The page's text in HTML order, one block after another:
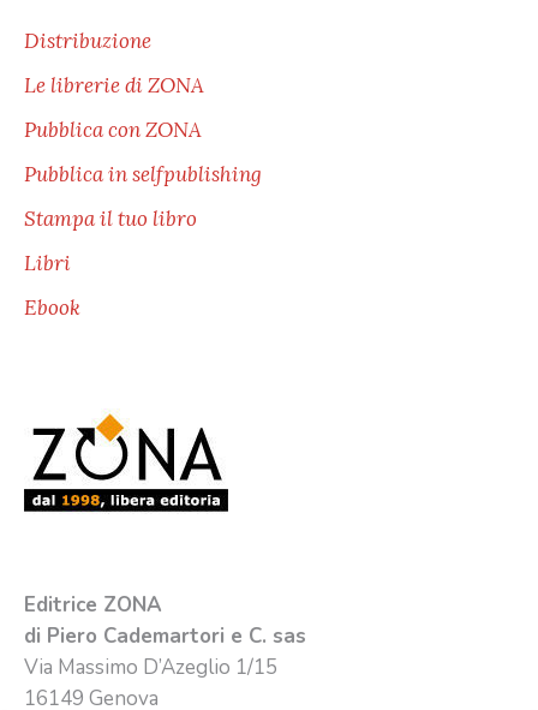
Distribuzione
Le librerie di ZONA
Pubblica con ZONA
Pubblica in selfpublishing
Stampa il tuo libro
Libri
Ebook
Editrice ZONA
di Piero Cademartori e C. sas
Via Massimo D’Azeglio 1/15
16149 Genova